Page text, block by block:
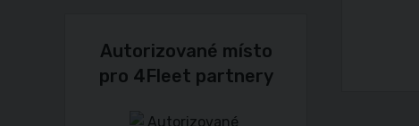
Autorizované místo
pro 4Fleet partnery